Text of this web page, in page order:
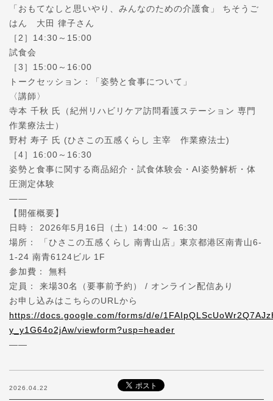
「おもてなしと思いやり、みんなのための介護食」 ちそうご
はん 大田 律子さん
［2］14:30～15:00
試食会
［3］15:00～16:00
トークセッション：「姿勢と食事について」
〈講師〉
寺本 千秋 氏（紀州リハビリケア訪問看護ステーション 専門
作業療法士）
野村 寿子 氏 (ひさこの五感くらし 主宰 作業療法士)
［4］16:00～16:30
姿勢と食事に関する商品紹介・試食体験会・AI姿勢解析・体
圧測定体験
——
【開催概要】
日時： 2026年5月16日（土）14:00 ～ 16:30
場所： 「ひさこの五感くらし 南青山店」東京都港区南青山6-
1-24 南青6124ビル 1F
参加費： 無料
定員： 来場30名（要事前予約） / オンライン配信あり
お申し込みはこちらのURLから
https://docs.google.com/forms/d/e/
y_y1G64o2jAw/viewform?usp=header
——
2026.04.22